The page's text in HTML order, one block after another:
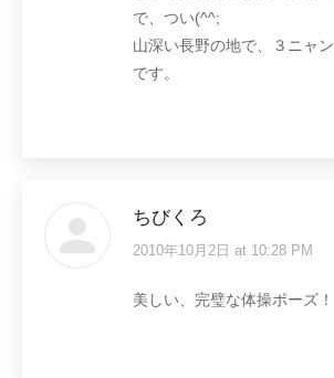
で、つい(^^;
山深い長野の地で、３ニャ
です。
ちびくろ
says:
2010年10月2日 at 10:28 PM
美しい、完璧な体操ポーズ！